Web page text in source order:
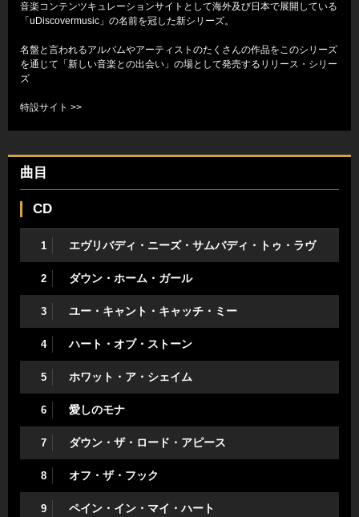
音楽コンテンツキュレーションサイトとして海外及び日本で展開している
「uDiscovermusic」の名前を冠した新シリーズ。
名盤と言われるアルバムやアーティストのたくさんの作品をこのシリーズ
を通じて「新しい音楽との出会い」の場として発売するリリース・シリー
ズ
特設サイト >>
曲目
CD
1 エヴリバディ・ニーズ・サムバディ・トゥ・ラヴ
2 ダウン・ホーム・ガール
3 ユー・キャント・キャッチ・ミー
4 ハート・オブ・ストーン
5 ホワット・ア・シェイム
6 愛しのモナ
7 ダウン・ザ・ロード・アピース
8 オフ・ザ・フック
9 ペイン・イン・マイ・ハート